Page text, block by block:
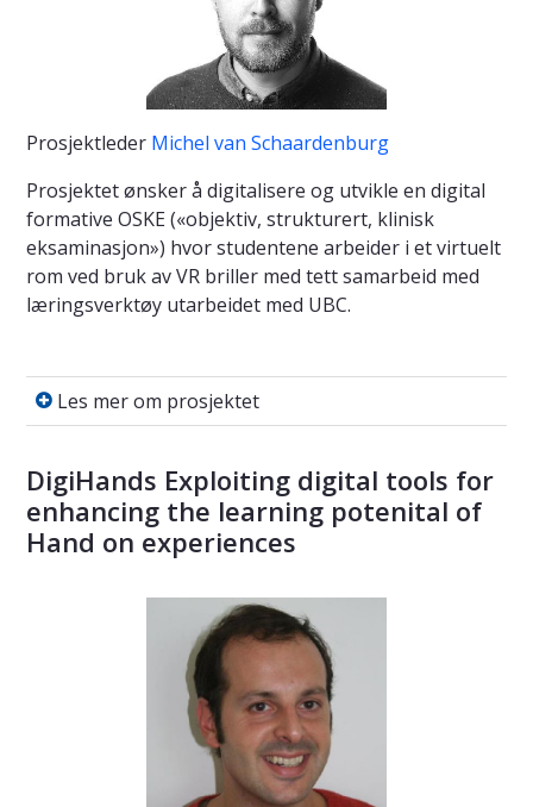
Prosjektleder Michel van Schaardenburg
Prosjektet ønsker å digitalisere og utvikle en digital
formative OSKE («objektiv, strukturert, klinisk
eksaminasjon») hvor studentene arbeider i et virtuelt
rom ved bruk av VR briller med tett samarbeid med
læringsverktøy utarbeidet med UBC.
Les mer om prosjektet
Les mer om prosjektet
DigiHands Exploiting digital tools for
enhancing the learning potenital of
Hand on experiences